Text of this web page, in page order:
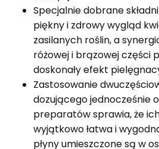
Specjalnie dobrane
piękny i zdrowy wygląd
zasilanych roślin, a
różowej i brązowej części
doskonały efekt
Zastosowanie
dozującego jednocześnie
preparatów sprawia, że
wyjątkowo łatwa i
płyny umieszczone są w